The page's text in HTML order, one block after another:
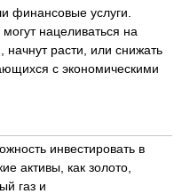
финансовые услуги.
нацеливаться на
расти, или снижать
с экономическими
инвестировать в
активы, как золото,
газ и